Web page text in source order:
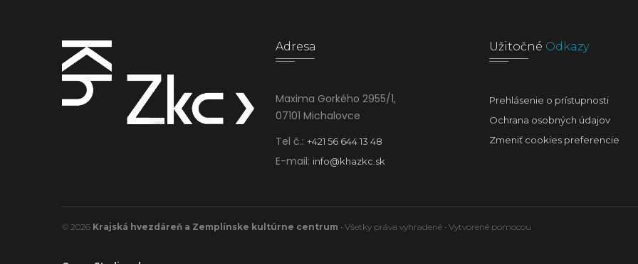
Adresa
Maxima Gorkého 2955/1,
07101 Michalovce
Tel č.: +421 56 644 13 48
E-mail: info@khazkc.sk
Užitočné Odkazy
Prehlásenie o prístupnosti
Ochrana osobných údajov
Zmeniť cookies preferencie
© 2026 Krajská hvezdáreň a Zemplínske kultúrne centrum • Všetky práva vyhradené • Vytvorené pomocou